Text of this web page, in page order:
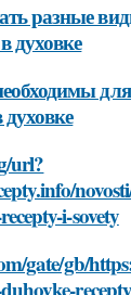
разные
духовке
url?
i-sovety
gate/gb/